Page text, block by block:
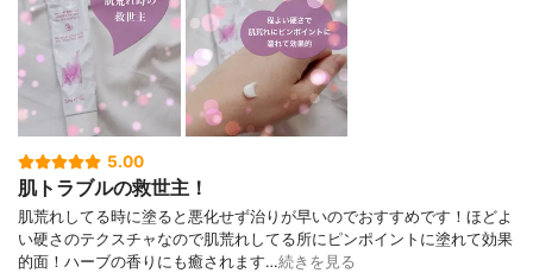
5.00
肌トラブルの救世主！
肌荒れしてる時に塗ると悪化せず治りが早いのでおすすめです！ほどよ
い硬さのテクスチャなので肌荒れしてる所にピンポイントに塗れて効果
的面！ハーブの香りにも癒されます…続きを見る